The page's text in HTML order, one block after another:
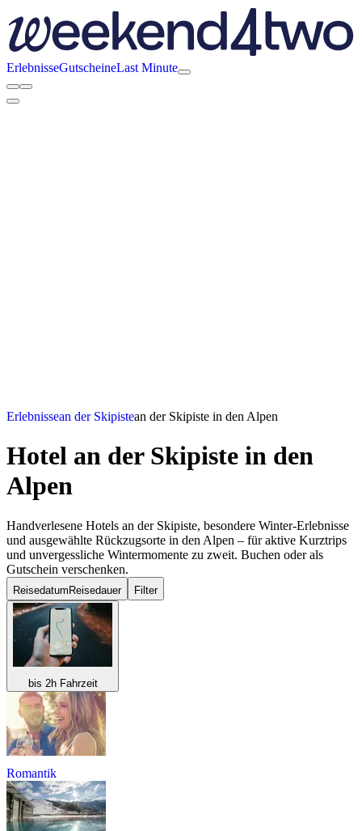
ErlebnisseGutscheineLast Minute
Erlebnissean der Skipistean der Skipiste in den Alpen
Hotel an der Skipiste in den
Alpen
Handverlesene Hotels an der Skipiste, besondere Winter-Erlebnisse
und ausgewählte Rückzugsorte in den Alpen – für aktive Kurztrips
und unvergessliche Wintermomente zu zweit. Buchen oder als
Gutschein verschenken.
Reisedatum Reisedauer Filter
bis 2h Fahrzeit
Romantik